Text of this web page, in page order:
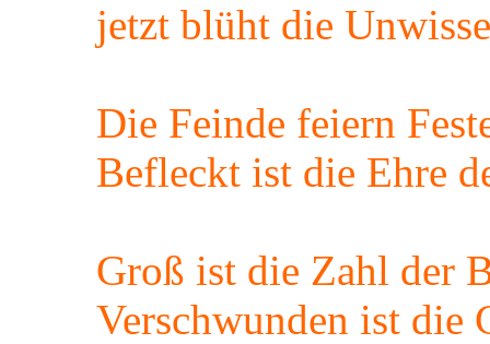
jetzt blüht die
Die Feinde feiern
Befleckt ist die Ehre
Groß ist die Zahl der
Verschwunden ist die